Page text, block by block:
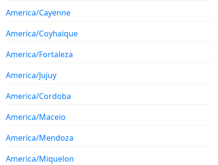
America/Cayenne
America/Coyhaique
America/Fortaleza
America/Jujuy
America/Cordoba
America/Maceio
America/Mendoza
America/Miquelon